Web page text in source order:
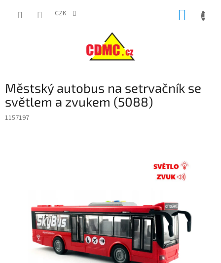
CZK
Městský autobus na setrvačník se
světlem a zvukem (5088)
1157197